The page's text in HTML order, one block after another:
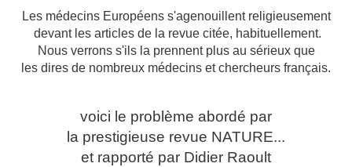
Les médecins Européens s'agenouillent religieusement
devant les articles de la revue citée, habituellement.
Nous verrons s'ils la prennent plus au sérieux que
les dires de nombreux médecins et chercheurs français.
voici le problème abordé par
la prestigieuse revue NATURE...
et rapporté par Didier Raoult